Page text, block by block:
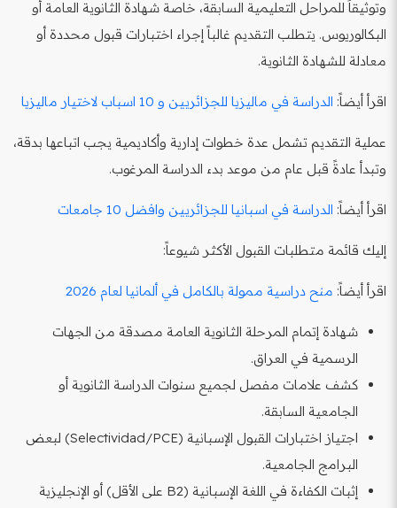
وتوثيقاً للمراحل التعليمية السابقة، خاصة شهادة الثانوية العامة أو
البكالوريوس. يتطلب التقديم غالباً إجراء اختبارات قبول محددة أو
معادلة للشهادة الثانوية.
اقرأ أيضاً: الدراسة في ماليزيا للجزائريين و 10 اسباب لاختيار ماليزيا
عملية التقديم تشمل عدة خطوات إدارية وأكاديمية يجب اتباعها بدقة،
وتبدأ عادةً قبل عام من موعد بدء الدراسة المرغوب.
اقرأ أيضاً: الدراسة في اسبانيا للجزائريين وافضل 10 جامعات
إليك قائمة متطلبات القبول الأكثر شيوعاً:
اقرأ أيضاً: منح دراسية ممولة بالكامل في ألمانيا لعام 2026
شهادة إتمام المرحلة الثانوية العامة مصدقة من الجهات
الرسمية في العراق.
كشف علامات مفصل لجميع سنوات الدراسة الثانوية أو
الجامعية السابقة.
اجتياز اختبارات القبول الإسبانية (Selectividad/PCE) لبعض
البرامج الجامعية.
إثبات الكفاءة في اللغة الإسبانية (B2 على الأقل) أو الإنجليزية